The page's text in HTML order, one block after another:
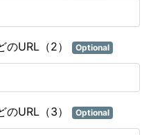
のURL（2） Optional
のURL（3） Optional